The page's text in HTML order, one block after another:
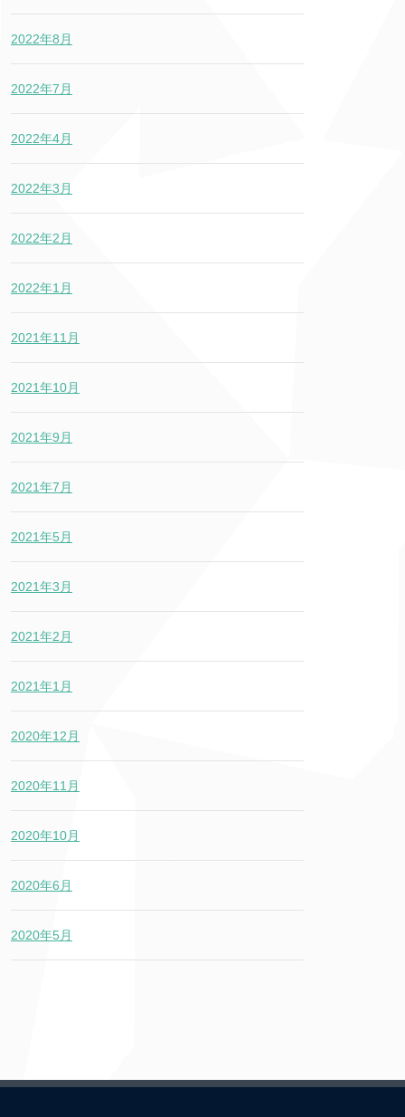
2022年8月
2022年7月
2022年4月
2022年3月
2022年2月
2022年1月
2021年11月
2021年10月
2021年9月
2021年7月
2021年5月
2021年3月
2021年2月
2021年1月
2020年12月
2020年11月
2020年10月
2020年6月
2020年5月